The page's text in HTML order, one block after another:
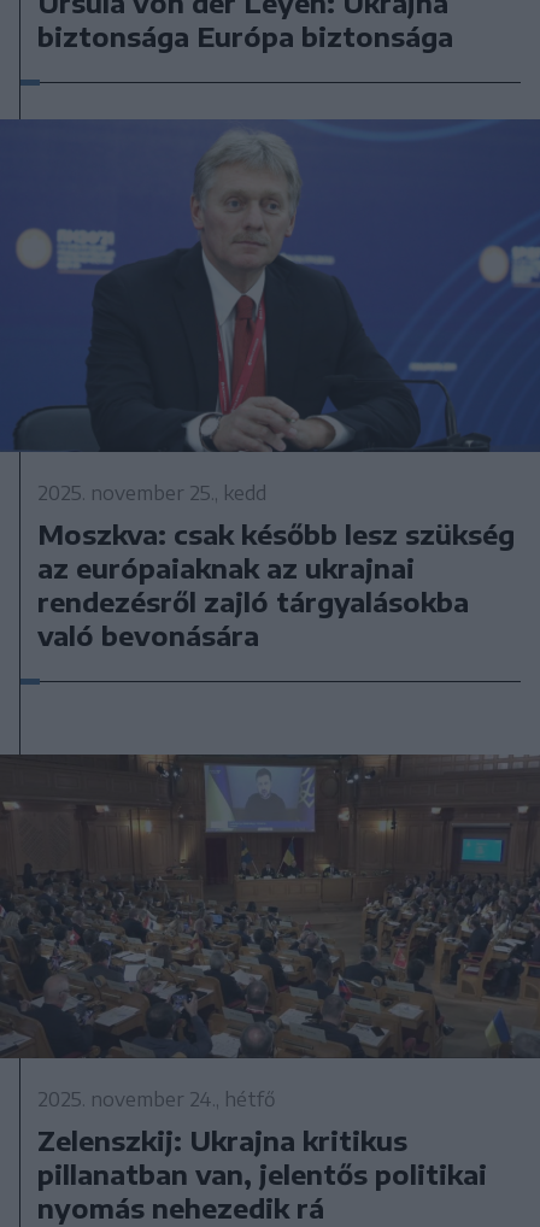
biztonsága Európa biztonsága
2025. november 25., kedd
Moszkva: csak később lesz szükség
az európaiaknak az ukrajnai
rendezésről zajló tárgyalásokba
való bevonására
2025. november 24., hétfő
Zelenszkij: Ukrajna kritikus
pillanatban van, jelentős politikai
nyomás nehezedik rá